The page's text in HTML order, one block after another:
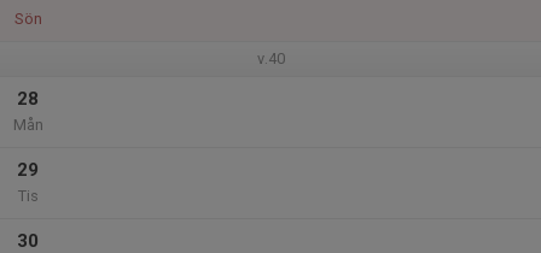
Sön
v.40
28
Mån
29
Tis
30